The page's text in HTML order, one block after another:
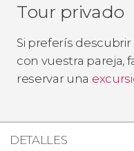
Tour privado
Si preferís descubrir
con vuestra pareja,
reservar una
DETALLES